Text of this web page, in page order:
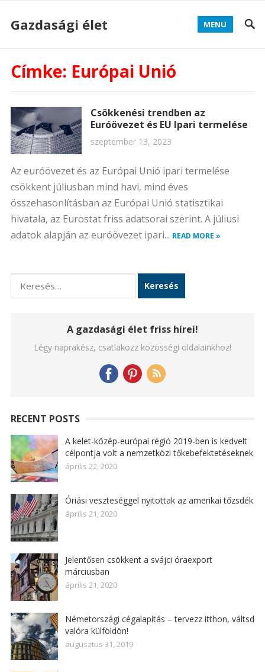
Gazdasági élet MENU
Címke: Európai Unió
Csökkenési trendben az
Euróövezet és EU Ipari termelése
szeptember 13, 2023
Az euróövezet és az Európai Unió ipari termelése
csökkent júliusban mind havi, mind éves
összehasonlításban az Európai Unió statisztikai
hivatala, az Eurostat friss adatsorai szerint. A júliusi
adatok alapján az euróövezet ipari... READ MORE »
Keresés:
A gazdasági élet friss hírei!
Légy naprakész, csatlakozz közösségi oldalainkhoz!
RECENT POSTS
A kelet-közép-európai régió 2019-ben is kedvelt
célpontja volt a nemzetközi tőkebefektetéseknek
április 22, 2020
Óriási veszteséggel nyitottak az amerikai tőzsdék
április 21, 2020
Jelentősen csökkent a svájci óraexport
márciusban
április 21, 2020
Németországi cégalapítás – tervezz itthon, váltsd
valóra külföldön!
augusztus 31, 2019